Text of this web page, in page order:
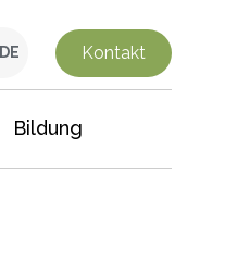
DE Kontakt
Bildung